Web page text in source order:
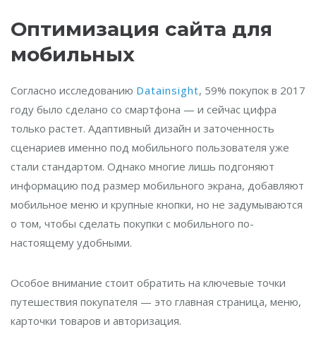
Оптимизация сайта для
мобильных
Согласно исследованию Datainsight, 59% покупок в 2017
году было сделано со смартфона — и сейчас цифра
только растет. Адаптивный дизайн и заточенность
сценариев именно под мобильного пользователя уже
стали стандартом. Однако многие лишь подгоняют
информацию под размер мобильного экрана, добавляют
мобильное меню и крупные кнопки, но не задумываются
о том, чтобы сделать покупки с мобильного по-
настоящему удобными.
Особое внимание стоит обратить на ключевые точки
путешествия покупателя — это главная страница, меню,
карточки товаров и авторизация.